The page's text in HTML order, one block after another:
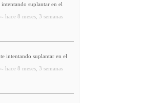
intentando suplantar en el
hace 8 meses, 3 semanas
intentando suplantar en el
hace 8 meses, 3 semanas